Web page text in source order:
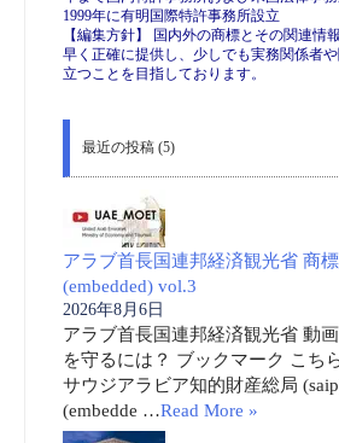
1999年に有明国際特許事務所設立
【編集方針】 国内外の商標とその関連情
早く正確に提供し、少しでも実務関係者
立つことを目指しております。
最近の投稿 (5)
アラブ首長国連邦経済観光省 商
(embedded) vol.3
2026年8月6日
アラブ首長国連邦経済観光省 動
を守るには？ ブックマーク こち
サウジアラビア知的財産総局
(embedde …Read More »